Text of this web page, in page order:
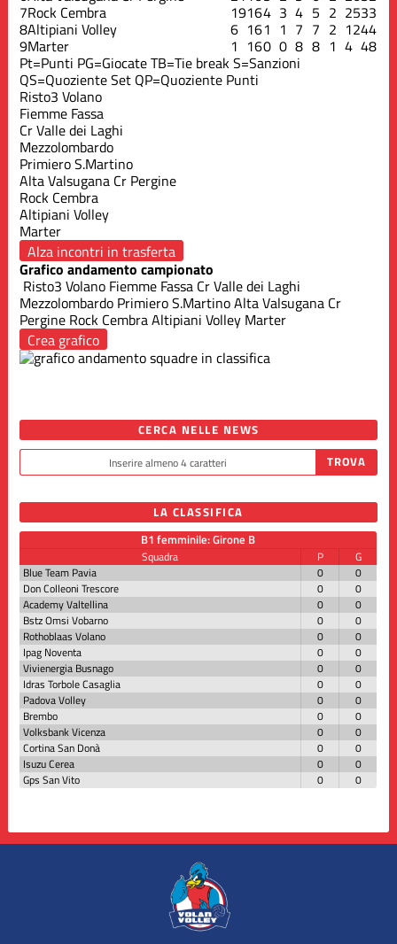
7Rock Cembra 19164 3 4 5 2 2533
8Altipiani Volley 6 161 1 7 7 2 1244
9Marter 1 160 0 8 8 1 4 48
Pt=Punti PG=GiocateTB=Tie breakS=Sanzioni
QS=Quoziente Set QP=Quoziente Punti
Risto3 Volano
Fiemme Fassa
Cr Valle dei Laghi
Mezzolombardo
Primiero S.Martino
Alta Valsugana Cr Pergine
Rock Cembra
Altipiani Volley
Marter
Alza incontri in trasferta
Grafico andamento campionato
Risto3 Volano Fiemme Fassa Cr Valle dei Laghi
Mezzolombardo Primiero S.MartinoAlta Valsugana Cr
Pergine Rock CembraAltipiani Volley Marter
Crea grafico
CERCA NELLE NEWS
LA CLASSIFICA
B1 femminile: Girone B
Squadra P
G
Blue Team Pavia
0
0
Don Colleoni Trescore
0
0
Academy Valtellina
0
0
Bstz Omsi Vobarno
0
0
Rothoblaas Volano
0
0
Ipag Noventa
0
0
Vivienergia Busnago
0
0
Idras Torbole Casaglia
0
0
Padova Volley
0
0
Brembo
0
0
Volksbank Vicenza
0
0
Cortina San Donà
0
0
Isuzu Cerea
0
0
Gps San Vito
0 0